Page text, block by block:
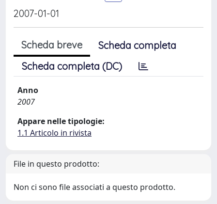
2007-01-01
Scheda breve
Scheda completa
Scheda completa (DC)
Anno
2007
Appare nelle tipologie:
1.1 Articolo in rivista
File in questo prodotto:
Non ci sono file associati a questo prodotto.